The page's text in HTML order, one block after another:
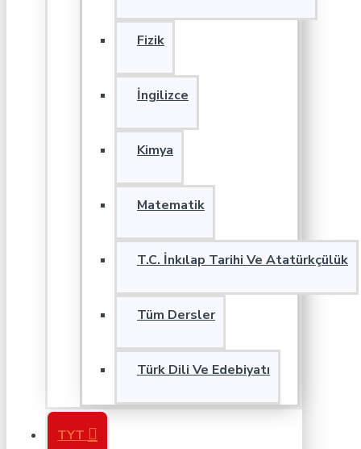
Fizik
İngilizce
Kimya
Matematik
T.C. İnkılap Tarihi Ve Atatürkçülük
Tüm Dersler
Türk Dili Ve Edebiyatı
TYT